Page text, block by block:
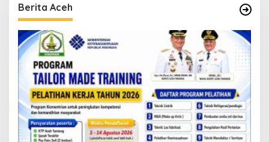
Berita Aceh